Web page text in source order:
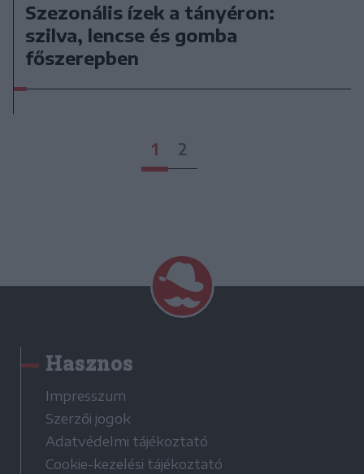
Szezonális ízek a tányéron:
szilva, lencse és gomba
főszerepben
1 2
Hasznos
Impresszum
Szerzői jogok
Adatvédelmi tájékoztató
Cookie-kezelési tájékoztató